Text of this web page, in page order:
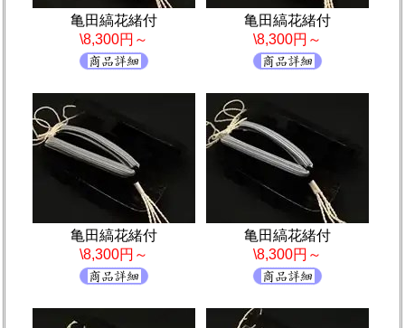
亀田縞花緒付
\8,300円～
亀田縞花緒付
\8,300円～
亀田縞花緒付
\8,300円～
亀田縞花緒付
\8,300円～